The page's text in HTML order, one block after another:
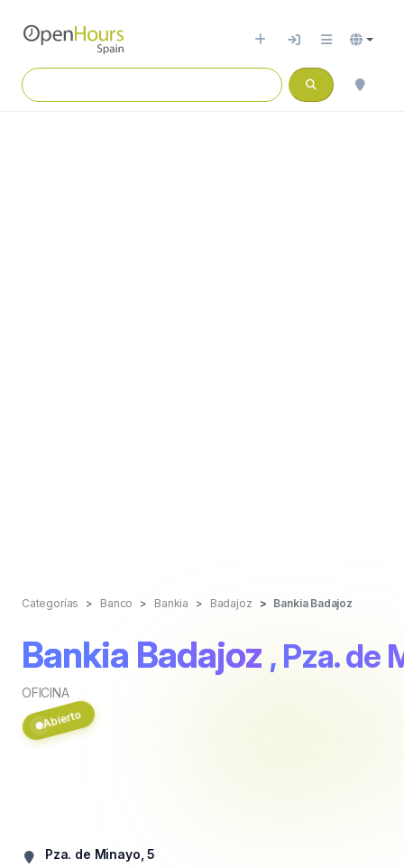
Categorías Banco Bankia Badajoz Bankia Badajoz
Bankia Badajoz , Pza. de
OFICINA
Abierto
Pza. de Minayo, 5